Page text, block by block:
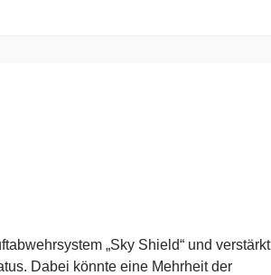
„Sky Shield“ und verstärkt
Dabei könnte eine Mehrheit der